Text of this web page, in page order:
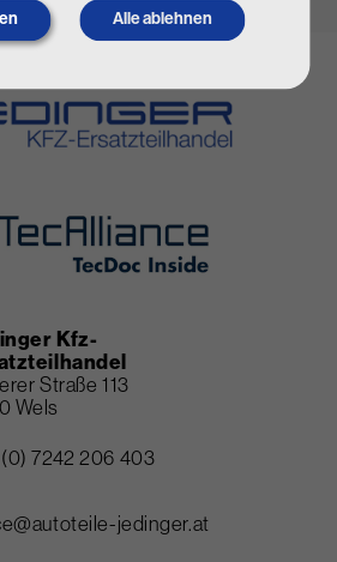
Kfz-
Straße 113
Wels
7242 206 403
jedinger.at
Alle ablehnen